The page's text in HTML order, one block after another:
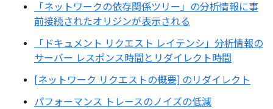
「ネットワークの依存関係ツリー」の分析情報に事
前接続されたオリジンが表示される
「ドキュメント リクエスト レイテンシ」分析情報の
サーバー レスポンス時間とリダイレクト時間
[ネットワーク リクエストの概要] のリダイレクト
パフォーマンス トレースのノイズの低減